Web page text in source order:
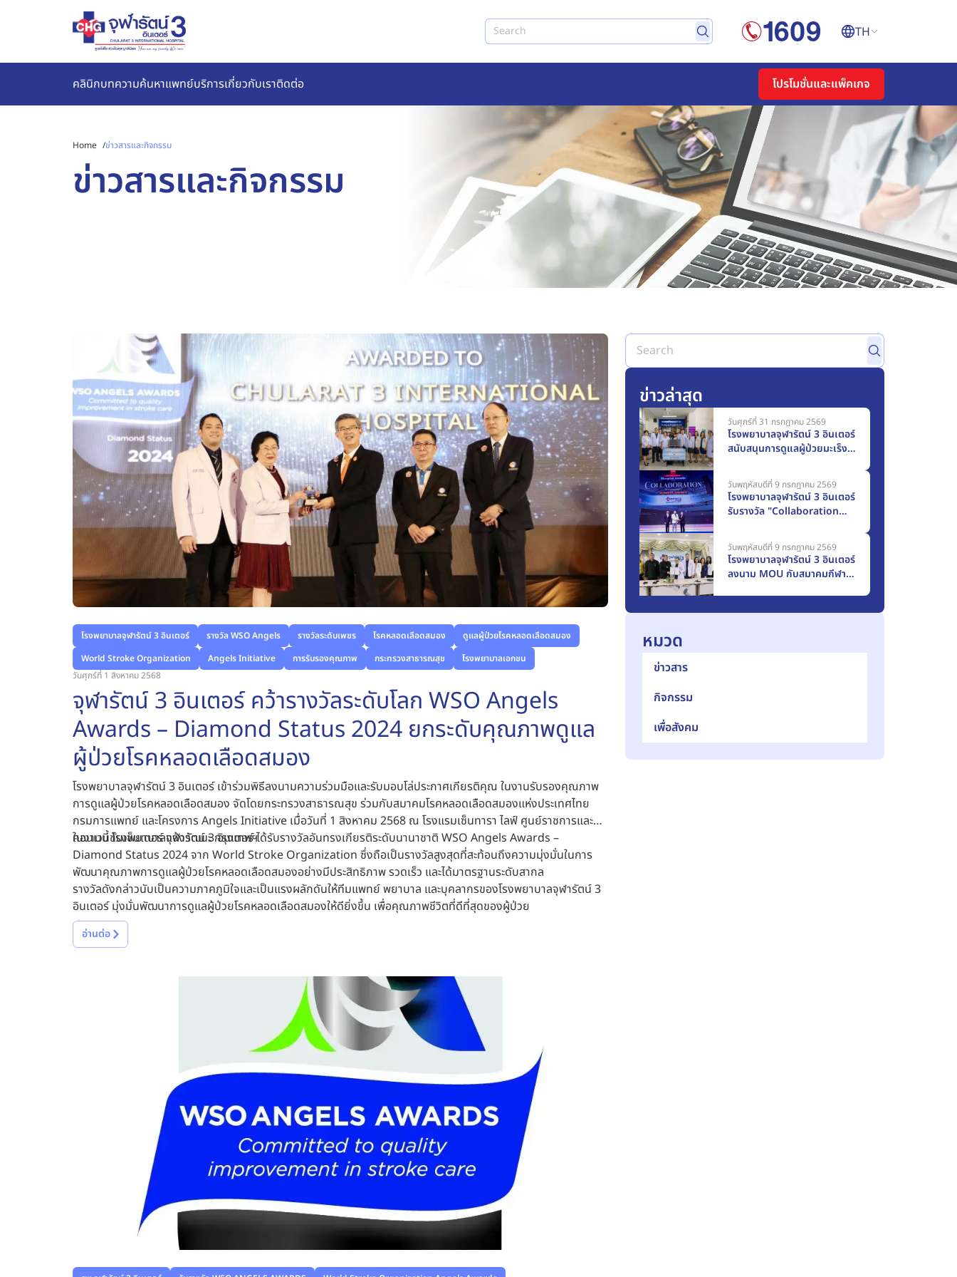
Search TH
คลินิกบทความค้นหาแพทย์บริการเกี่ยวกับเราติดต่อ โปรโมชั่นและแพ็คเกจ
Home /ข่าวสารและกิจกรรม
ข่าวสารและกิจกรรม
โรงพยาบาลจุฬารัตน์ 3 อินเตอร์ รางวัล WSO Angels รางวัลระดับเพชร โรคหลอดเลือดสมอง
ดูแลผู้ป่วยโรคหลอดเลือดสมอง
World Stroke Organization
Angels Initiative การรับรองคุณภาพ กระทรวงสาธารณสุข
โรงพยาบาลเอกชน
วันศุกร์ที่ 1 สิงหาคม 2568
จุฬารัตน์ 3 อินเตอร์ คว้ารางวัลระดับโลก WSO Angels
Awards – Diamond Status 2024 ยกระดับคุณภาพดูแล
ผู้ป่วยโรคหลอดเลือดสมอง
โรงพยาบาลจุฬารัตน์ 3 อินเตอร์เข้าร่วมพิธีลงนามความร่วมมือและรับมอบโล่ประกาศเกียรติคุณ ในงานรับรองคุณภาพ
การดูแลผู้ป่วยโรคหลอดเลือดสมอง จัดโดยกระทรวงสาธารณสุข ร่วมกับสมาคมโรคหลอดเลือดสมองแห่งประเทศไทย
กรมการแพทย์ และโครงการ Angels Initiative เมื่อวันที่ 1 สิงหาคม 2568 ณ โรงแรมเซ็นทารา ไลฟ์ ศูนย์ราชการและ
คอนเวนชันเซ็นเตอร์ แจ้งวัฒนะ กรุงเทพฯ
ในงานนี้ โรงพยาบาลจุฬารัตน์ 3 อินเตอร์ ได้รับรางวัลอันทรงเกียรติระดับนานาชาติ WSO Angels Awards –
Diamond Status 2024 จาก World Stroke Organization ซึ่งถือเป็นรางวัลสูงสุดที่สะท้อนถึงความมุ่งมั่นในการ
พัฒนาคุณภาพการดูแลผู้ป่วยโรคหลอดเลือดสมองอย่างมีประสิทธิภาพ รวดเร็ว และได้มาตรฐานระดับสากล
รางวัลดังกล่าวนับเป็นความภาคภูมิใจและเป็นแรงผลักดันให้ทีมแพทย์ พยาบาล และบุคลากรของโรงพยาบาลจุฬารัตน์ 3
อินเตอร์ มุ่งมั่นพัฒนาการดูแลผู้ป่วยโรคหลอดเลือดสมองให้ดียิ่งขึ้น เพื่อคุณภาพชีวิตที่ดีที่สุดของผู้ป่วย
อ่านต่อ
ข่าวล่าสุด
วันศุกร์ที่ 31 กรกฎาคม 2569
โรงพยาบาลจุฬารัตน์ 3 อินเตอร์
สนับสนุนการดูแลผู้ป่วยมะเร็ง
โรงพยาบาลสมุทรปราการ
มูลค่า 117,000 บาท
วันพฤหัสบดีที่ 9 กรกฎาคม 2569
โรงพยาบาลจุฬารัตน์ 3 อินเตอร์
รับรางวัล "Collaboration
ประกันชีวิต
วันพฤหัสบดีที่ 9 กรกฎาคม 2569
โรงพยาบาลจุฬารัตน์ 3 อินเตอร์
ลงนาม MOU กับสมาคมกีฬา
Medical Partner
หมวด
ข่าวสาร
กิจกรรม
เพื่อสังคม